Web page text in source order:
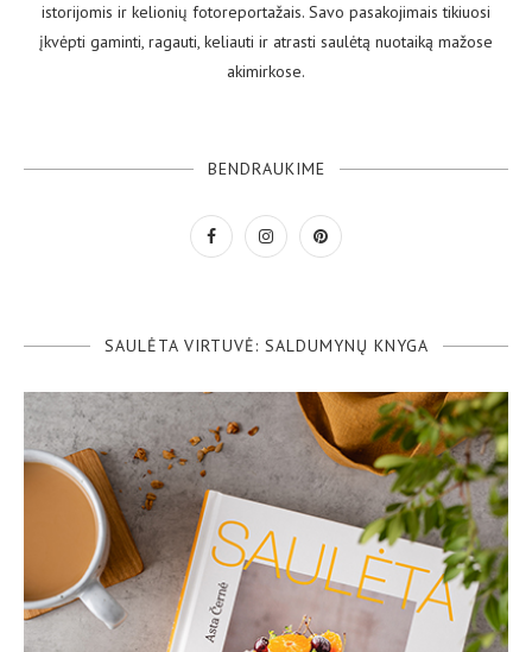
istorijomis ir kelionių fotoreportažais. Savo pasakojimais tikiuosi
įkvėpti gaminti, ragauti, keliauti ir atrasti saulėtą nuotaiką mažose
akimirkose.
BENDRAUKIME
SAULĖTA VIRTUVĖ: SALDUMYNŲ KNYGA